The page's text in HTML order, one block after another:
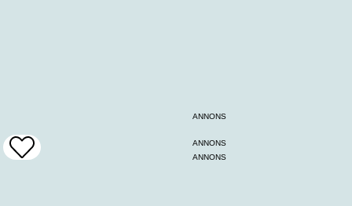
Add
To
ANNONS
ANNONS
ANNONS